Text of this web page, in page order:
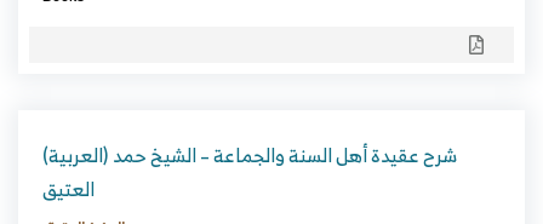
(العربية) شرح عقيدة أهل السنة والجماعة – الشيخ حمد
العتيق